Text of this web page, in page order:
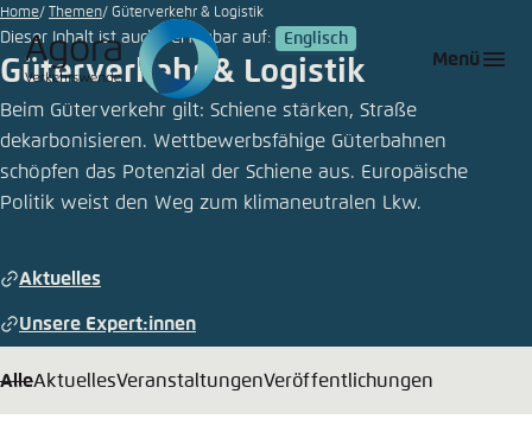
Zum
Hauptinhalt
gehen
Menü
Home Themen Güterverkehr & Logistik
Dieser Inhalt ist auch verfügbar auf: Englisch
Güterverkehr & Logistik
Beim Güterverkehr gilt: Schiene stärken, Straße
dekarbonisieren. Wettbewerbsfähige Güterbahnen
schöpfen das Potenzial der Schiene aus. Europäische
Politik weist den Weg zum klimaneutralen Lkw.
Aktuelles
Unsere Expert:innen
©
ake1150sb/iStock
AlleAktuellesVeranstaltungenVeröffentlichungen
Login
Melden Sie sich an um ..., ... und ... zu verwalten.
Benutzername *
Sprache auswählen
Deutsch
Agora Think Tanks
Erscheinungsbild der Webseite
Diese Webseite passt ihr Farbschema basierend
auf Ihren Einstellungen an. Wählen Sie aus,
welches Farbschema Sie für diese Webseite
verwenden möchten.
Hell
Dunkel